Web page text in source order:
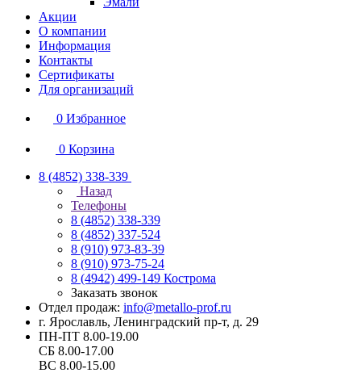
Акции
О компании
Информация
Контакты
Сертификаты
Для организаций
0 Избранное
0 Корзина
8 (4852) 338-339
Назад
Телефоны
8 (4852) 338-339
8 (4852) 337-524
8 (910) 973-83-39
8 (910) 973-75-24
8 (4942) 499-149 Кострома
Заказать звонок
Отдел продаж: info@metallo-prof.ru
г. Ярославль, Ленинградский пр-т, д. 29
ПН-ПТ 8.00-19.00
СБ 8.00-17.00
ВС 8.00-15.00